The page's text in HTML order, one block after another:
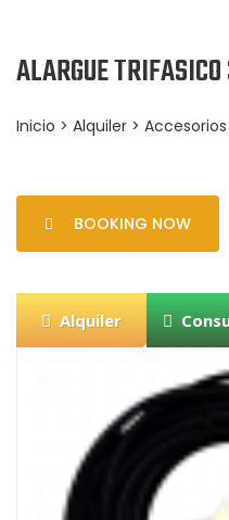
ALARGUE
Inicio > Alquiler > Accesorios
BOOKING NOW
Alquiler